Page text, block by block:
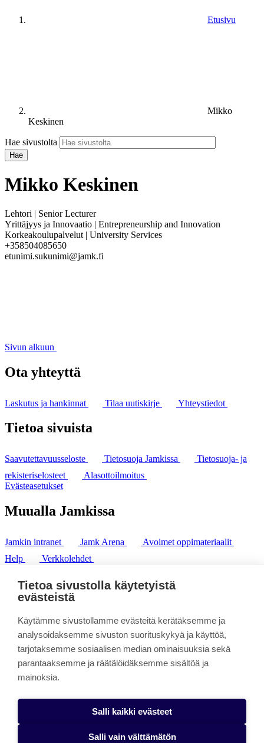
Etusivu
Mikko
Keskinen
Hae sivustolta
Mikko Keskinen
Lehtori | Senior Lecturer
Yrittäjyys ja Innovaatio | Entrepreneurship and Innovation
Korkeakoulupalvelut | University Services
+358504085650
etunimi.sukunimi@jamk.fi
Sivun alkuun
Ota yhteyttä
Laskutus ja hankinnat Tilaa uutiskirje Yhteystiedot
Tietoa sivuista
Saavutettavuusseloste Tietosuoja Jamkissa
Tietosuoja- ja
rekisteriselosteet
Alasottoilmoitus
Evästeasetukset
Muualla Jamkissa
Jamkin intranet Jamk Arena
Avoimet oppimateriaalit
Help
Verkkolehdet
puh. +358 20 743 8100
fax. +358 14 449 9694
Tietoa sivustolla käytetyistä
evästeistä
Käytämme sivustollamme evästeitä kerätäksemme ja
analysoidaksemme sivuston suorituskykyä ja käyttöä,
tarjotaksemme sosiaalisen median ominaisuuksia sekä
parantaaksemme ja räätälöidäksemme sisältöä ja
mainoksia.
Salli kaikki evästeet
Salli vain välttämätön